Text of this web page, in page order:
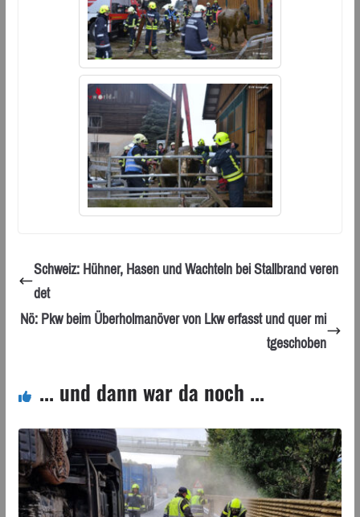
Schweiz: Hühner, Hasen und Wachteln bei Stallbrand veren
det
Nö: Pkw beim Überholmanöver von Lkw erfasst und quer mi
tgeschoben
... und dann war da noch ...